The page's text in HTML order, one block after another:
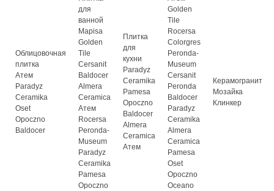
Облицовочная
плитка
Атем
Paradyz
Ceramika
Oset
Opoczno
Baldocer
для
ванной
Mapisa
Golden
Tile
Cersanit
Baldocer
Almera
Ceramica
Атем
Rocersa
Peronda-
Museum
Paradyz
Ceramika
Pamesa
Opoczno
Плитка
для
кухни
Paradyz
Ceramika
Pamesa
Opoczno
Baldocer
Almera
Ceramica
Атем
Golden
Tile
Rocersa
Colorgres
Peronda-
Museum
Cersanit
Peronda
Baldocer
Paradyz
Ceramika
Almera
Ceramica
Pamesa
Oset
Opoczno
Oceano
Керамогранит
Мозайка
Клинкер